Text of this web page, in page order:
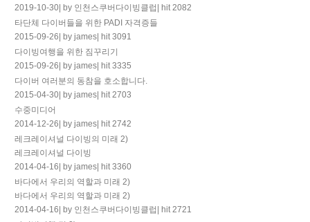
2019-10-30| by 인천스쿠버다이빙클럽 | hit 2082
타단체 다이버들을 위한 PADI 자격증들
2015-09-26| by james| hit 3091
다이빙여행을 위한 짐꾸리기
2015-09-26| by james| hit 3335
다이버 여러분의 동참을 호소합니다.
2015-04-30| by james| hit 2703
수중미디어
2014-12-26| by james| hit 2742
레크레이셔널 다이빙의 미래 2)
레크레이셔널 다이빙
2014-04-16| by james| hit 3360
바다에서 우리의 역할과 미래 2)
바다에서 우리의 역할과 미래 2)
2014-04-16| by 인천스쿠버다이빙클럽 | hit 2721